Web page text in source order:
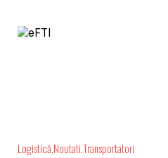
Logistică NoutatiTransportatori